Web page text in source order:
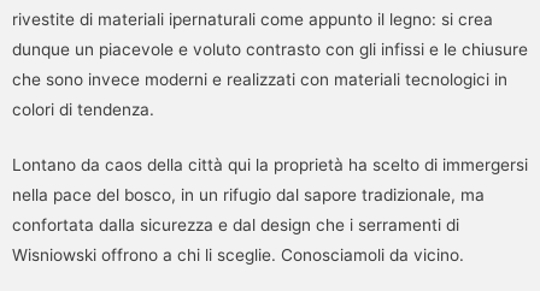
rivestite di materiali ipernaturali come appunto il legno: si crea
dunque un piacevole e voluto contrasto con gli infissi e le chiusure
che sono invece moderni e realizzati con materiali tecnologici in
colori di tendenza.
Lontano da caos della città qui la proprietà ha scelto di immergersi
nella pace del bosco, in un rifugio dal sapore tradizionale, ma
confortata dalla sicurezza e dal design che i serramenti di
Wisniowski offrono a chi li sceglie. Conosciamoli da vicino.